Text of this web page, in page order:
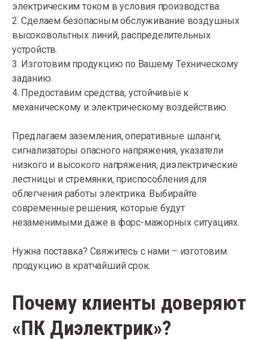
электрическим током в условия производства.
2. Сделаем безопасным обслуживание воздушных
высоковольтных линий, распределительных
устройств.
3. Изготовим продукцию по Вашему Техническому
заданию.
4. Предоставим средства, устойчивые к
механическому и электрическому воздействию.
Предлагаем заземления, оперативные шланги,
сигнализаторы опасного напряжения, указатели
низкого и высокого напряжения, диэлектрические
лестницы и стремянки, приспособления для
облегчения работы электрика. Выбирайте
современные решения, которые будут
незаменимыми даже в форс-мажорных ситуациях.
Нужна поставка? Свяжитесь с нами – изготовим
продукцию в кратчайший срок.
Почему клиенты доверяют
«ПК Диэлектрик»?